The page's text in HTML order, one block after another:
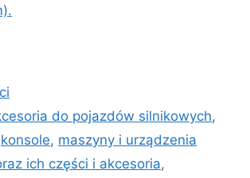
do pojazdów silnikowych,
konsole, maszyny i urządzenia
ich części i akcesoria,